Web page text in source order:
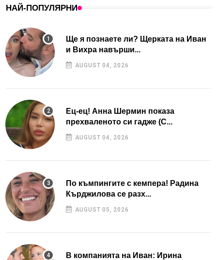
НАЙ-ПОПУЛЯРНИ
Ще я познаете ли? Щерката на Иван
и Вихра навърши...
AUGUST 04, 2026
Ец-ец! Анна Шермин показа
прехваленото си гадже (С...
AUGUST 04, 2026
По къмпингите с кемпера! Радина
Кърджилова се разх...
AUGUST 05, 2026
В компанията на Иван: Ирина